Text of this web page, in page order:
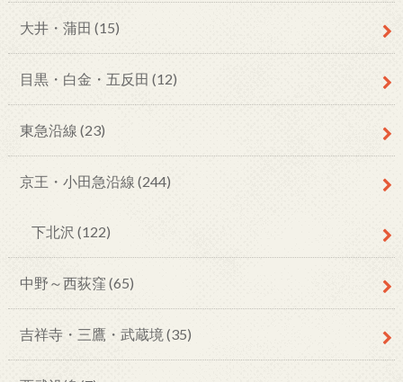
大井・蒲田 (15)
目黒・白金・五反田 (12)
東急沿線 (23)
京王・小田急沿線 (244)
下北沢 (122)
中野～西荻窪 (65)
吉祥寺・三鷹・武蔵境 (35)